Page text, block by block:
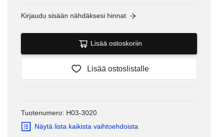
Kirjaudu sisään nähdäksesi hinnat
Lisää ostoskoriin
Lisää ostoslistalle
Tuotenumero: H03-3020
Näytä lista kaikista vaihtoehdoista